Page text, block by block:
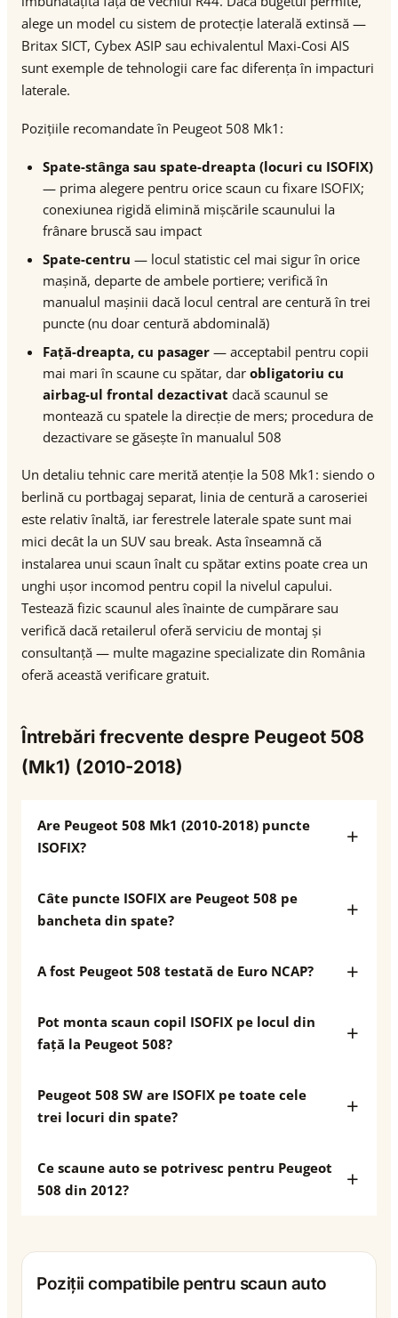
alege un model cu sistem de protecție laterală extinsă —
Britax SICT, Cybex ASIP sau echivalentul Maxi-Cosi AIS
sunt exemple de tehnologii care fac diferența în impacturi
laterale.
Pozițiile recomandate în Peugeot 508 Mk1:
Spate-stânga sau spate-dreapta (locuri cu ISOFIX)
— prima alegere pentru orice scaun cu fixare ISOFIX;
conexiunea rigidă elimină mișcările scaunului la
frânare bruscă sau impact
Spate-centru — locul statistic cel mai sigur în orice
mașină, departe de ambele portiere; verifică în
manualul mașinii dacă locul central are centură în trei
puncte (nu doar centură abdominală)
Față-dreapta, cu pasager — acceptabil pentru copii
mai mari în scaune cu spătar, dar obligatoriu cu
airbag-ul frontal dezactivat dacă scaunul se
montează cu spatele la direcție de mers; procedura de
dezactivare se găsește în manualul 508
Un detaliu tehnic care merită atenție la 508 Mk1: siendo o
berlină cu portbagaj separat, linia de centură a caroseriei
este relativ înaltă, iar ferestrele laterale spate sunt mai
mici decât la un SUV sau break. Asta înseamnă că
instalarea unui scaun înalt cu spătar extins poate crea un
unghi ușor incomod pentru copil la nivelul capului.
Testează fizic scaunul ales înainte de cumpărare sau
verifică dacă retailerul oferă serviciu de montaj și
consultanță — multe magazine specializate din România
oferă această verificare gratuit.
Întrebări frecvente despre Peugeot 508
(Mk1) (2010-2018)
Are Peugeot 508 Mk1 (2010-2018) puncte
ISOFIX?
Câte puncte ISOFIX are Peugeot 508 pe
bancheta din spate?
A fost Peugeot 508 testată de Euro NCAP?
Pot monta scaun copil ISOFIX pe locul din
față la Peugeot 508?
Peugeot 508 SW are ISOFIX pe toate cele
trei locuri din spate?
Ce scaune auto se potrivesc pentru Peugeot
508 din 2012?
Poziții compatibile pentru scaun auto